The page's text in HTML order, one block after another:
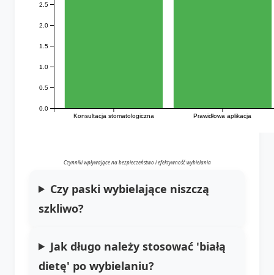
Konsultacja stomatologiczna Prawidłowa aplikacja
0.0
0.5
1.0
1.5
2.0
2.5
Czynniki wpływające na bezpieczeństwo i efektywność wybielania
Czy paski wybielające niszczą
szkliwo?
Jak długo należy stosować 'białą
dietę' po wybielaniu?